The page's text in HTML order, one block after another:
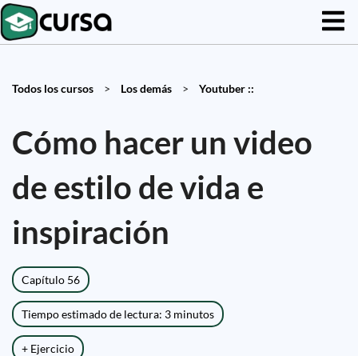
Todos los cursos > Los demás > Youtuber ::
Cómo hacer un video
de estilo de vida e
inspiración
Capítulo 56
Tiempo estimado de lectura: 3 minutos
+ Ejercicio